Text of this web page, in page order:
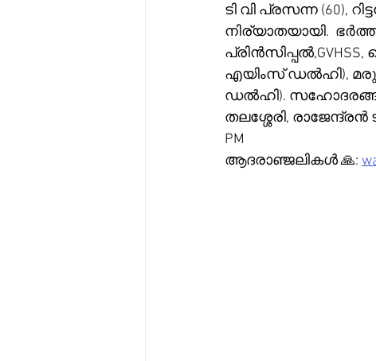
Untitled Category Wedding
ടി വി പ്രസന്ന (60),
നിര്യാതയായി.
എയിംസ് ഡൽഹി),
ഡൽഹി).
തലശ്ശേരി,
PM
ആദരാഞ്ജലികൾ 🙏: